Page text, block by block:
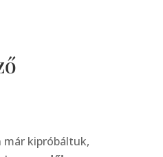
kipróbáltuk,